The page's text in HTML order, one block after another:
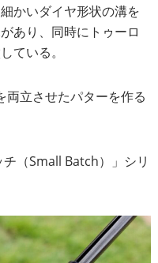
かいダイヤ形状の溝を
あり、同時にトゥーロ
ている。
両立させたパターを作る
（Small Batch）」シリ